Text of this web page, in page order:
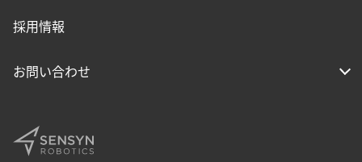
採用情報
お問い合わせ